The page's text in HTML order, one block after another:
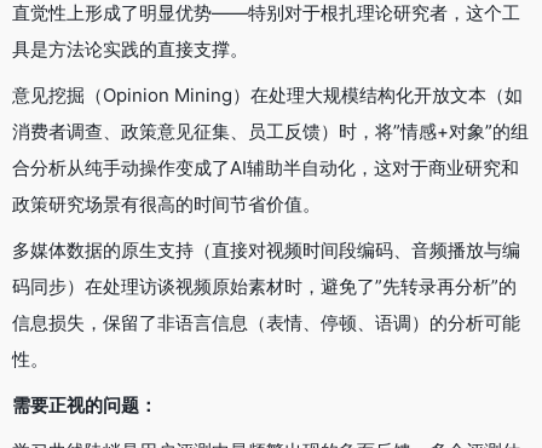
直觉性上形成了明显优势——特别对于根扎理论研究者，这个工
具是方法论实践的直接支撑。
意见挖掘（Opinion Mining）在处理大规模结构化开放文本（如
消费者调查、政策意见征集、员工反馈）时，将”情感+对象”的组
合分析从纯手动操作变成了AI辅助半自动化，这对于商业研究和
政策研究场景有很高的时间节省价值。
多媒体数据的原生支持（直接对视频时间段编码、音频播放与编
码同步）在处理访谈视频原始素材时，避免了”先转录再分析”的
信息损失，保留了非语言信息（表情、停顿、语调）的分析可能
性。
需要正视的问题：